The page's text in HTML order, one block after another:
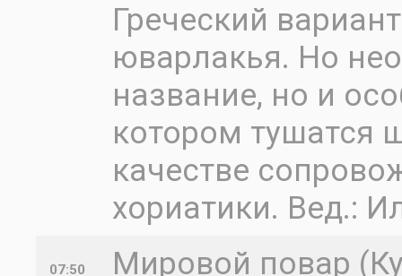
Греческий
юварлакья. Но
название, но и
котором тушатся
качестве
хориатики. Вед.:
07:50 Мировой повар